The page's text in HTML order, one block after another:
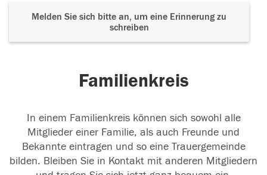
Melden Sie sich bitte an, um eine Erinnerung zu
schreiben
Familienkreis
In einem Familienkreis können sich sowohl alle
Mitglieder einer Familie, als auch Freunde und
Bekannte eintragen und so eine Trauergemeinde
bilden. Bleiben Sie in Kontakt mit anderen Mitgliedern